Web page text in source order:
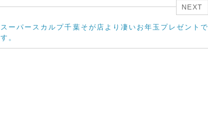
NEXT
スーパースカルプ千葉そが店より凄いお年玉プレゼントで
す。